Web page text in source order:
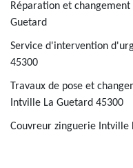
Réparation et
Guetard
Service d'intervention
45300
Travaux de pose et
Intville La Guetard 45300
Couvreur zinguerie Intville